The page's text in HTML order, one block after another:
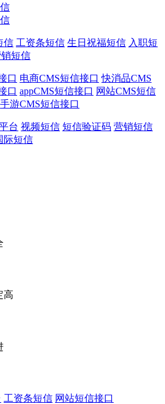
信 工资条短信 生日祝福短信 入职短
短信
口 电商CMS短信接口 快消品CMS
口 appCMS短信接口 网站CMS短信
手游CMS短信接口
台 视频短信 短信验证码 营销短信
际短信
高
工资条短信 网站短信接口